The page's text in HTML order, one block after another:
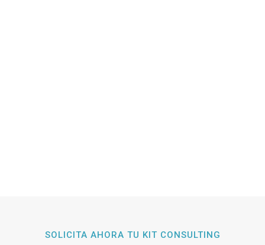
SOLICITA AHORA TU KIT CONSULTING